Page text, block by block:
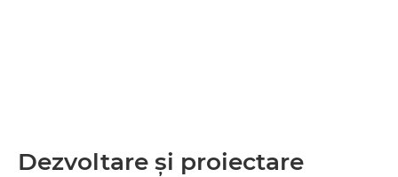
Dezvoltare și proiectare